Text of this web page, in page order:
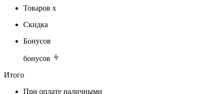
Товаров x
Скидка
Бонусов
бонусов
Итого
При оплате наличными